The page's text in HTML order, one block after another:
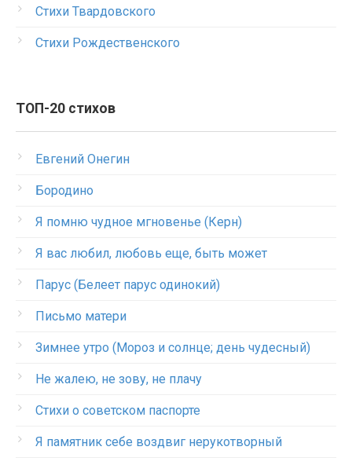
Стихи Твардовского
Стихи Рождественского
ТОП-20 стихов
Евгений Онегин
Бородино
Я помню чудное мгновенье (Керн)
Я вас любил, любовь еще, быть может
Парус (Белеет парус одинокий)
Письмо матери
Зимнее утро (Мороз и солнце; день чудесный)
Не жалею, не зову, не плачу
Стихи о советском паспорте
Я памятник себе воздвиг нерукотворный